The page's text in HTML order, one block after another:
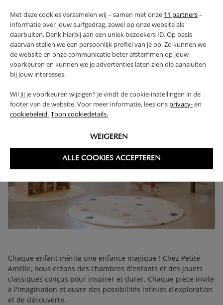
Met deze cookies verzamelen wij – samen met onze 11 partners–
informatie over jouw surfgedrag, zowel op onze website als
daarbuiten. Denk hierbij aan een uniek bezoekers ID. Op basis
daarvan stellen we een persoonlijk profiel van je op. Zo kunnen we
de website en onze communicatie beter afstemmen op jouw
voorkeuren en kunnen we je advertenties laten zien die aansluiten
bij jouw interesses.
Wil jij je voorkeuren wijzigen? Je vindt de cookie-instellingen in de
footer van de website. Voor meer informatie, lees ons privacy-en
cookiebeleid. Toon cookiedetails.
WEIGEREN
ALLE COOKIES ACCEPTEREN
des commodes, des armoires, du linge de lit ou encore des
jouets en bois. Chaque produit est fabriqué avec la même
attention aux détails et nos designs intemporels
accompagneront et inspireront votre enfant à chaque étape
de son développement.
Chaque enfant mérite une enfance magique ! Chez Petite
Amélie, nous créons des chambres d'enfants et des jouets
classiques conçus pour inspirer et durer. Chaque pièce invite
à l'imagination et ouvre des possibilités infinies d'exploration
et de découverte.